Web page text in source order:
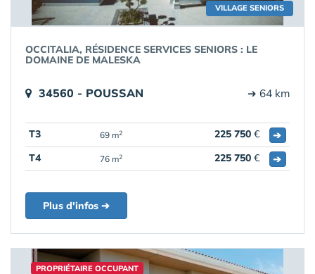
VILLAGE SENIORS
OCCITALIA, RÉSIDENCE SERVICES SENIORS : LE
DOMAINE DE MALESKA
34560 - POUSSAN ➔ 64 km
T3 69 m2 225 750 €
➔
T4
76 m2 225 750 € ➔
Plus d'infos ➔
PROPRIÉTAIRE OCCUPANT